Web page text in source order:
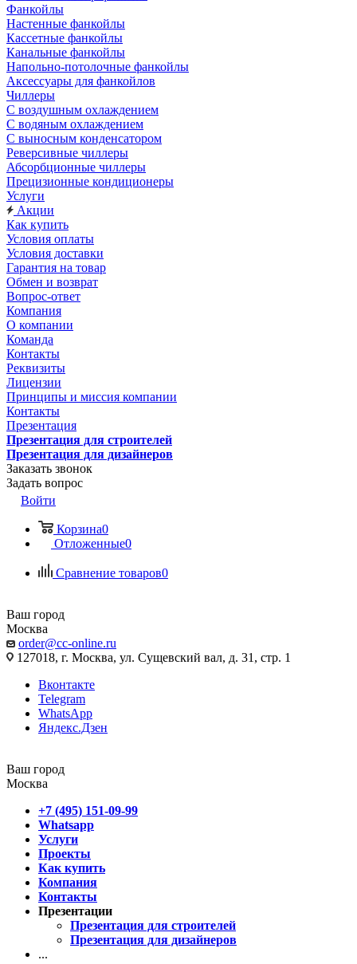
Фанкойлы
Настенные фанкойлы
Кассетные фанкойлы
Канальные фанкойлы
Напольно-потолочные фанкойлы
Аксессуары для фанкойлов
Чиллеры
С воздушным охлаждением
С водяным охлаждением
С выносным конденсатором
Реверсивные чиллеры
Абсорбционные чиллеры
Прецизионные кондиционеры
Услуги
Акции
Как купить
Условия оплаты
Условия доставки
Гарантия на товар
Обмен и возврат
Вопрос-ответ
Компания
О компании
Команда
Контакты
Реквизиты
Лицензии
Принципы и миссия компании
Контакты
Презентация
Презентация для строителей
Презентация для дизайнеров
Заказать звонок
Задать вопрос
Войти
Корзина0
Отложенные0
Сравнение товаров0
Ваш город
Москва
order@cc-online.ru
127018, г. Москва, ул. Сущевский вал, д. 31, стр. 1
Вконтакте
Telegram
WhatsApp
Яндекс.Дзен
Ваш город
Москва
+7 (495) 151-09-99
Whatsapp
Услуги
Проекты
Как купить
Компания
Контакты
Презентации
Презентация для строителей
Презентация для дизайнеров
...